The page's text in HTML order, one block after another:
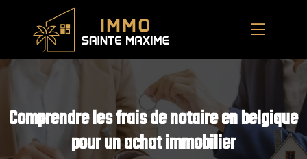
Comprendre les frais de notaire en belgique
pour un achat immobilier